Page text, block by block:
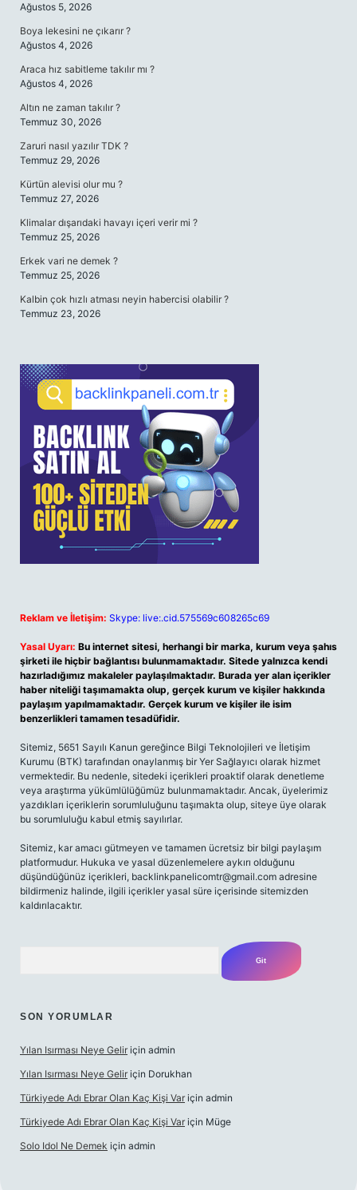
Ağustos 5, 2026
Boya lekesini ne çıkarır ?
Ağustos 4, 2026
Araca hız sabitleme takılır mı ?
Ağustos 4, 2026
Altın ne zaman takılır ?
Temmuz 30, 2026
Zaruri nasıl yazılır TDK ?
Temmuz 29, 2026
Kürtün alevisi olur mu ?
Temmuz 27, 2026
Klimalar dışarıdaki havayı içeri verir mi ?
Temmuz 25, 2026
Erkek vari ne demek ?
Temmuz 25, 2026
Kalbin çok hızlı atması neyin habercisi olabilir ?
Temmuz 23, 2026
Reklam ve İletişim: Skype: live:.cid.575569c608265c69
Yasal Uyarı: Bu internet sitesi, herhangi bir marka, kurum veya şahıs
şirketi ile hiçbir bağlantısı bulunmamaktadır. Sitede yalnızca kendi
hazırladığımız makaleler paylaşılmaktadır. Burada yer alan içerikler
haber niteliği taşımamakta olup, gerçek kurum ve kişiler hakkında
paylaşım yapılmamaktadır. Gerçek kurum ve kişiler ile isim
benzerlikleri tamamen tesadüfidir.
Sitemiz, 5651 Sayılı Kanun gereğince Bilgi Teknolojileri ve İletişim
Kurumu (BTK) tarafından onaylanmış bir Yer Sağlayıcı olarak hizmet
vermektedir. Bu nedenle, sitedeki içerikleri proaktif olarak denetleme
veya araştırma yükümlülüğümüz bulunmamaktadır. Ancak, üyelerimiz
yazdıkları içeriklerin sorumluluğunu taşımakta olup, siteye üye olarak
bu sorumluluğu kabul etmiş sayılırlar.
Sitemiz, kar amacı gütmeyen ve tamamen ücretsiz bir bilgi paylaşım
platformudur. Hukuka ve yasal düzenlemelere aykırı olduğunu
düşündüğünüz içerikleri, backlinkpanelicomtr@gmail.com adresine
bildirmeniz halinde, ilgili içerikler yasal süre içerisinde sitemizden
kaldırılacaktır.
SON YORUMLAR
Yılan Isırması Neye Gelir için admin
Yılan Isırması Neye Gelir için Dorukhan
Türkiyede Adı Ebrar Olan Kaç Kişi Var için admin
Türkiyede Adı Ebrar Olan Kaç Kişi Var için Müge
Solo Idol Ne Demek için admin